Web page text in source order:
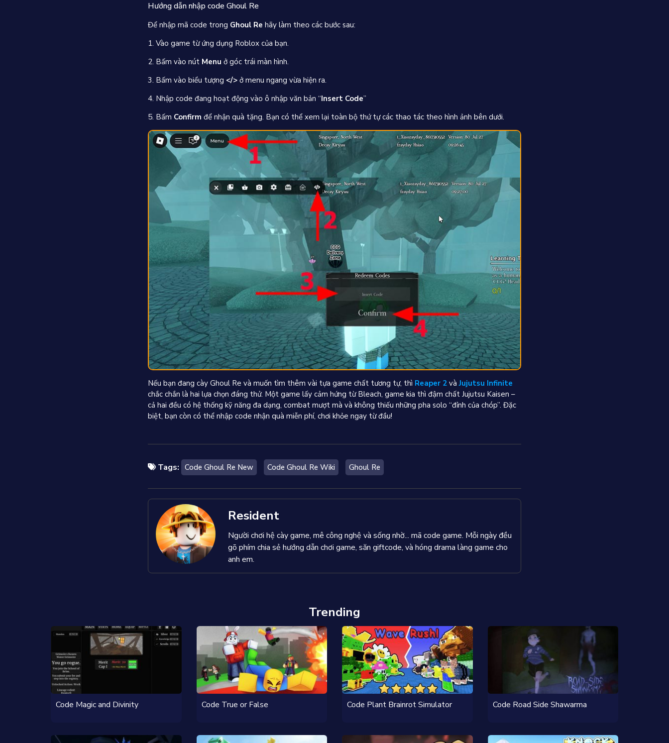
Hướng dẫn nhập code Ghoul Re
Để nhập mã code trong Ghoul Re hãy làm theo các bước sau:
1. Vào game từ ứng dụng Roblox của bạn.
2. Bấm vào nút Menu ở góc trái màn hình.
3. Bấm vào biểu tượng </> ở menu ngang vừa hiện ra.
4. Nhập code đang hoạt động vào ô nhập văn bản “Insert Code”
5. Bấm Confirm để nhận quà tặng. Bạn có thể xem lại toàn bộ thứ tự các thao tác theo hình ảnh bên dưới.
Nếu bạn đang cày Ghoul Re và muốn tìm thêm vài tựa game chất tương tự, thì Reaper 2 vàJujutsu Infinite
chắc chắn là hai lựa chọn đáng thử. Một game lấy cảm hứng từ Bleach, game kia thì đậm chất Jujutsu Kaisen –
cả hai đều có hệ thống kỹ năng đa dạng, combat mượt mà và không thiếu những pha solo “đỉnh của chóp”. Đặc
biệt, bạn còn có thể nhập code nhận quà miễn phí, chơi khỏe ngay từ đầu!
Tags: Code Ghoul Re New Code Ghoul Re Wiki Ghoul Re
Resident
Người chơi hệ cày game, mê công nghệ và sống nhờ... mã code game. Mỗi ngày đều
gõ phím chia sẻ hướng dẫn chơi game, săn giftcode, và hóng drama làng game cho
anh em.
Trending
Code Magic and Divinity Code True or False Code Plant Brainrot Simulator Code Road Side Shawarma